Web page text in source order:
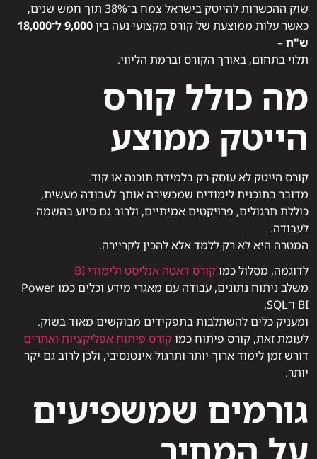
שוק ההכשרות להייטק בישראל צמח ב־38% תוך חמש שנים,
כאשר עלות ממוצעת של קורס מקצועי נעה בין
9,000 ל־18,000
ש"ח–
תלוי בתחום, באורך הקורס וברמת הליווי.
מה כולל קורס
הייטק ממוצע
קורס הייטק לא עוסק רק בלמידת תוכנה או קוד.
מדובר בתוכנית לימודים שמכשירה אותך לעבודה מעשית,
כוללת תרגולים, פרויקטים אמיתיים, ולרוב גם סיוע בהשמה
לעבודה.
המטרה היא לא רק ללמד אלא להכין לקריירה.
לדוגמה, מסלול כמוקורס דאטה אנליסט ולימודי BI
משלב ניתוח נתונים, עבודה עם מאגרי מידע וכלים כמו Power
BI ו־SQL,
ומעניק כלים להשתלבות בתפקידים מבוקשים מאוד בשוק.
לעומת זאת, קורס פיתוח כמוקורס פיתוח אפליקציות ואתרים
דורש זמן לימוד ארוך יותר ותרגול אינטנסיבי, ולכן לרוב גם יקר
יותר.
גורמים שמשפיעים